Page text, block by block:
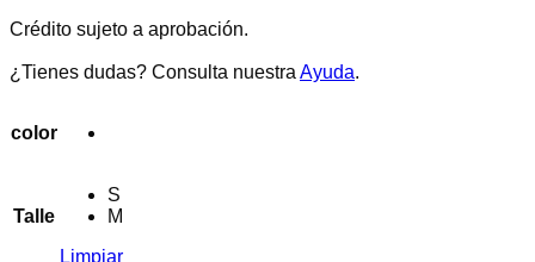
Crédito sujeto a aprobación.
¿Tienes dudas? Consulta nuestra Ayuda.
color
Talle
S
M
Limpiar